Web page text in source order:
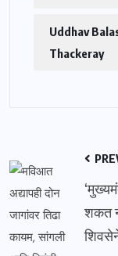
Uddhav
Thackeray
शकत